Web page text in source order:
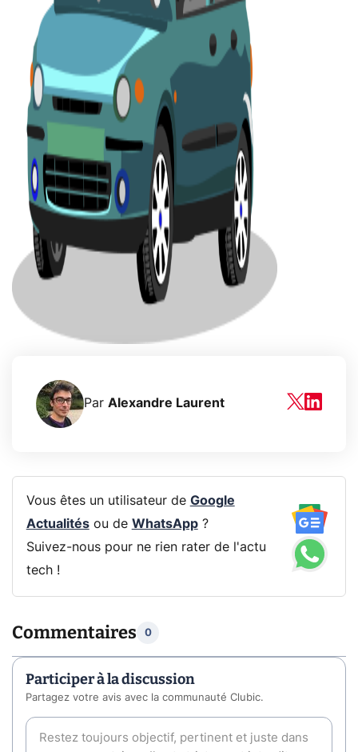
Par Alexandre Laurent
Vous êtes un utilisateur de Google
Actualitésou de WhatsApp?
Suivez-nous pour ne rien rater de l'actu
tech !
Commentaires 0
Participer à la discussion
Partagez votre avis avec la communauté Clubic.